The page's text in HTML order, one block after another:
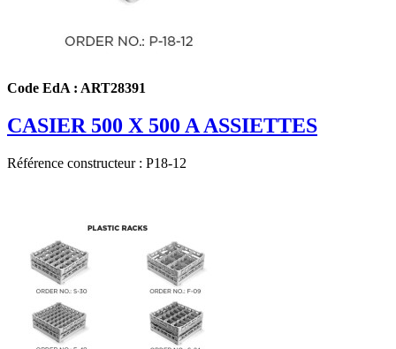
Code EdA : ART28391
CASIER 500 X 500 A ASSIETTES
Référence constructeur : P18-12